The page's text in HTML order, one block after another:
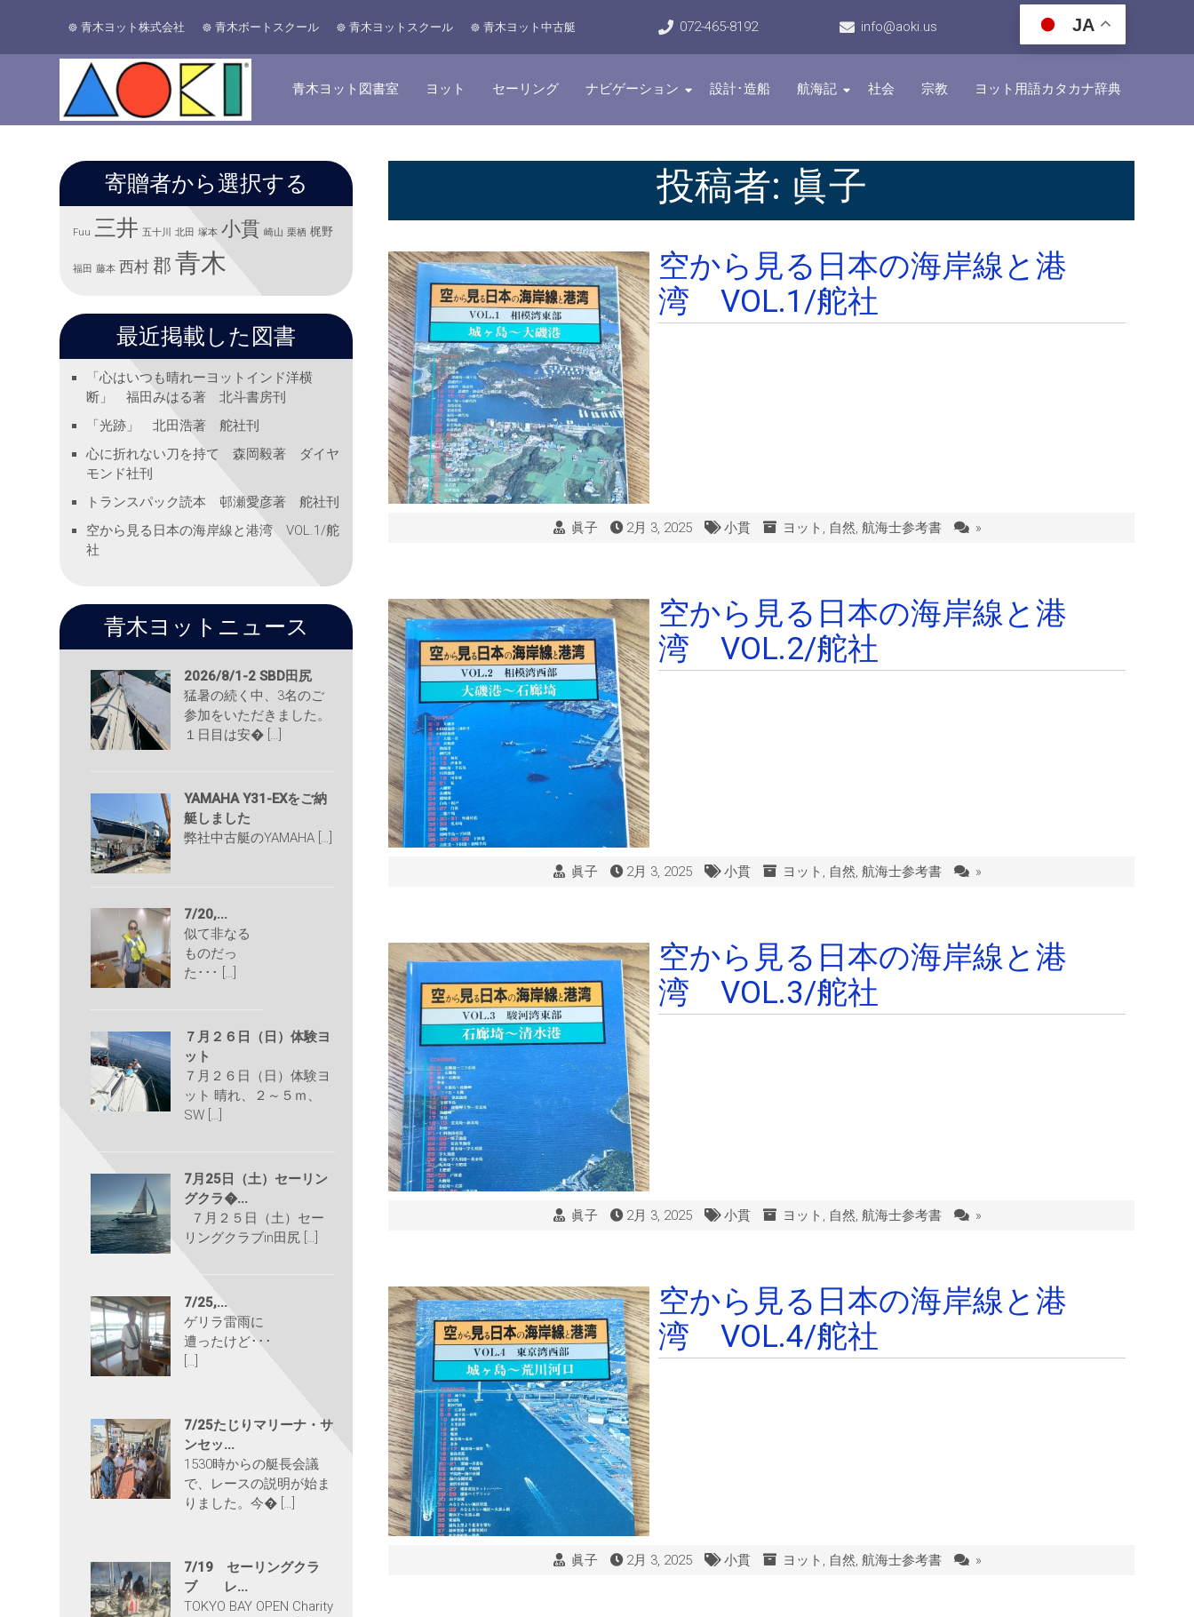
青木ヨット株式会社 青木ボートスクール 青木ヨットスクール 青木ヨット中古艇 072-465-8192 info@aoki.us JA
青木ヨット図書室 ヨット セーリング ナビゲーション 設計･造船 航海記 社会 宗教 ヨット用語カタカナ辞典
投稿者: 眞子
空から見る日本の海岸線と港
湾 VOL.1/舵社
眞子 2月 3, 2025 小貫 ヨット , 自然, 航海士参考書 »
空から見る日本の海岸線と港
湾 VOL.2/舵社
眞子 2月 3, 2025 小貫 ヨット , 自然, 航海士参考書 »
空から見る日本の海岸線と港
湾 VOL.3/舵社
眞子 2月 3, 2025 小貫 ヨット , 自然, 航海士参考書 »
空から見る日本の海岸線と港
湾 VOL.4/舵社
眞子 2月 3, 2025 小貫 ヨット , 自然, 航海士参考書 »
寄贈者から選択する
Fuu 三井 五十川 北田 塚本 小貫 崎山 栗栖 梶野
福田 藤本 西村 郡 青木
最近掲載した図書
「心はいつも晴れーヨットインド洋横
断」 福田みはる著 北斗書房刊
「光跡」 北田浩著 舵社刊
心に折れない刀を持て 森岡毅著 ダイヤ
モンド社刊
トランスパック読本 邨瀬愛彦著 舵社刊
空から見る日本の海岸線と港湾 VOL.1/舵
社
青木ヨットニュース
2026/8/1-2 SBD田尻
猛暑の続く中、3名のご
参加をいただきました。
１日目は安� […]
YAMAHA Y31-EXをご納
艇しました
弊社中古艇のYAMAHA […]
7/20,...
似て非なる
ものだっ
た･･･ […]
７月２６日（日）体験ヨ
ット
７月２６日（日）体験ヨ
ット 晴れ、２～５ｍ、
SW […]
7月25日（土）セーリン
グクラ�...
７月２５日（土）セー
リングクラブin田尻 […]
7/25,...
ゲリラ雷雨に
遭ったけど･･･
[…]
7/25たじりマリーナ・サ
ンセッ...
1530時からの艇長会議
で、レースの説明が始ま
りました。今� […]
7/19 セーリングクラ
ブ レ...
TOKYO BAY OPEN Charity